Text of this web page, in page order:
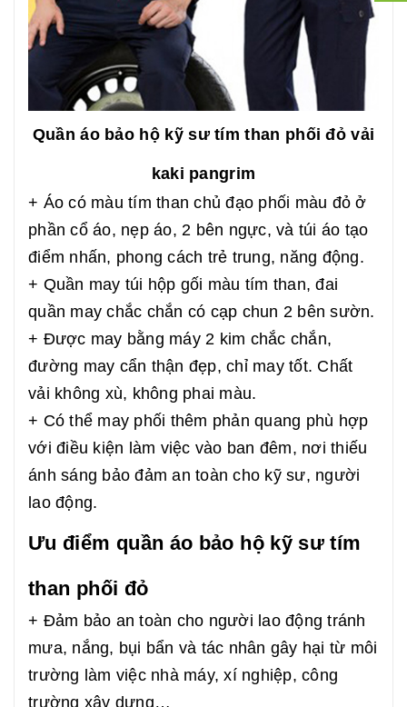
Quần áo bảo hộ kỹ sư tím than phối đỏ vải
kaki pangrim
+ Áo có màu tím than chủ đạo phối màu đỏ ở
phần cổ áo, nẹp áo, 2 bên ngực, và túi áo tạo
điểm nhấn, phong cách trẻ trung, năng động.
+ Quần may túi hộp gối màu tím than, đai
quần may chắc chắn có cạp chun 2 bên sườn.
+ Được may bằng máy 2 kim chắc chắn,
đường may cẩn thận đẹp, chỉ may tốt. Chất
vải không xù, không phai màu.
+ Có thể may phối thêm phản quang phù hợp
với điều kiện làm việc vào ban đêm, nơi thiếu
ánh sáng bảo đảm an toàn cho kỹ sư, người
lao động.
Ưu điểm quần áo bảo hộ kỹ sư tím
than phối đỏ
+ Đảm bảo an toàn cho người lao động tránh
mưa, nắng, bụi bẩn và tác nhân gây hại từ môi
trường làm việc nhà máy, xí nghiệp, công
trường xây dựng…